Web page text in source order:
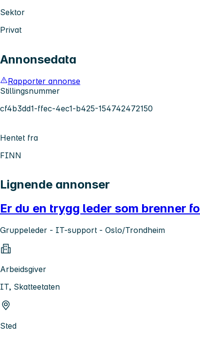
Sektor
Privat
Annonsedata
Rapporter annonse
Stillingsnummer
cf4b3dd1-ffec-4ec1-b425-154742472150
Hentet fra
FINN
Lignende annonser
Er du en trygg leder som brenner
Gruppeleder - IT-support - Oslo/Trondheim
Arbeidsgiver
IT, Skatteetaten
Sted